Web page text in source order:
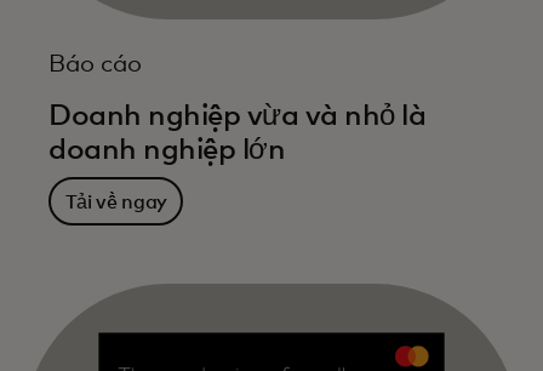
Báo cáo
Doanh nghiệp vừa và nhỏ là
doanh nghiệp lớn
Tải về ngay